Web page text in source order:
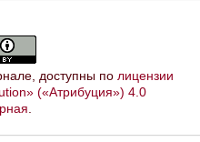
доступны по лицензии
(«Атрибуция») 4.0